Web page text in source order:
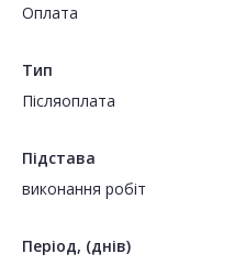
Оплата
Тип
Пiсляоплата
Підстава
виконання робіт
Період, (днів)